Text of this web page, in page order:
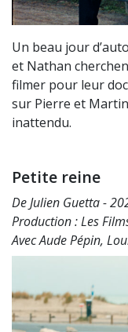
Un beau jour
et Nathan
filmer pour leur
sur Pierre et
inattendu.
Petite reine
De Julien Guetta -
Production : Les
Avec Aude Pépin,